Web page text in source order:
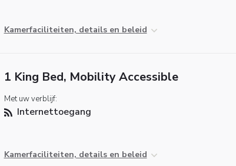
Kamerfaciliteiten, details en beleid
1 King Bed, Mobility Accessible
Met uw verblijf:
Internettoegang
Kamerfaciliteiten, details en beleid